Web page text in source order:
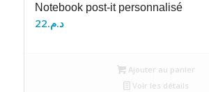
Notebook post-it personnalisé
د.م.22
Ajouter au panier
Voir les détails